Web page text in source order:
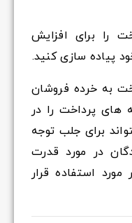
را برای افزایش
پیاده سازی کنید.
به خرده فروشان
های پرداخت را در
برای جلب توجه
در مورد قدرت
استفاده قرار